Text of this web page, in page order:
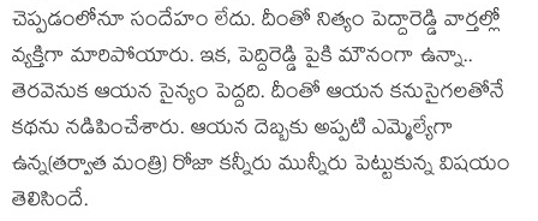
చెప్ప‌డంలోనూ సందేహం లేదు. దీంతో నిత్యం పెద్దారెడ్డి వార్త‌ల్లో
వ్య‌క్తిగా మారిపోయారు. ఇక‌, పెద్దిరెడ్డి పైకి మౌనంగా ఉన్నా..
తెర‌వెనుక ఆయ‌న సైన్యం పెద్ద‌ది. దీంతో ఆయ‌న క‌నుసైగ‌ల‌తోనే
క‌థ‌ను న‌డిపించేశారు. ఆయ‌న దెబ్బ‌కు అప్ప‌టి ఎమ్మెల్యేగా
ఉన్న(త‌ర్వాత మంత్రి) రోజా క‌న్నీరు మున్నీరు పెట్టుకున్న విష‌యం
తెలిసిందే.